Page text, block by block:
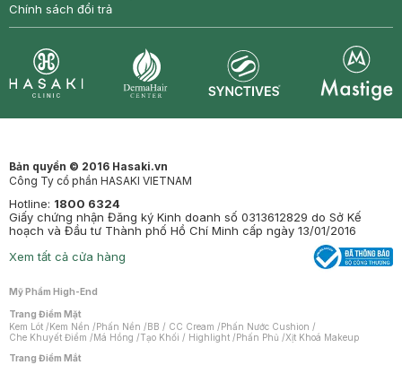
Chính sách đổi trả
Bản quyền © 2016 Hasaki.vn
Công Ty cổ phần HASAKI VIETNAM
Hotline: 1800 6324
Giấy chứng nhận Đăng ký Kinh doanh số 0313612829 do Sở Kế
hoạch và Đầu tư Thành phố Hồ Chí Minh cấp ngày 13/01/2016
Xem tất cả cửa hàng
Mỹ Phẩm High-End
Trang Điểm Mặt
Kem Lót /Kem Nền /Phấn Nền /BB / CC Cream /Phấn Nước Cushion /
Che Khuyết Điểm /Má Hồng /Tạo Khối / Highlight /Phấn Phủ /Xịt Khoá Makeup
Trang Điểm Mắt